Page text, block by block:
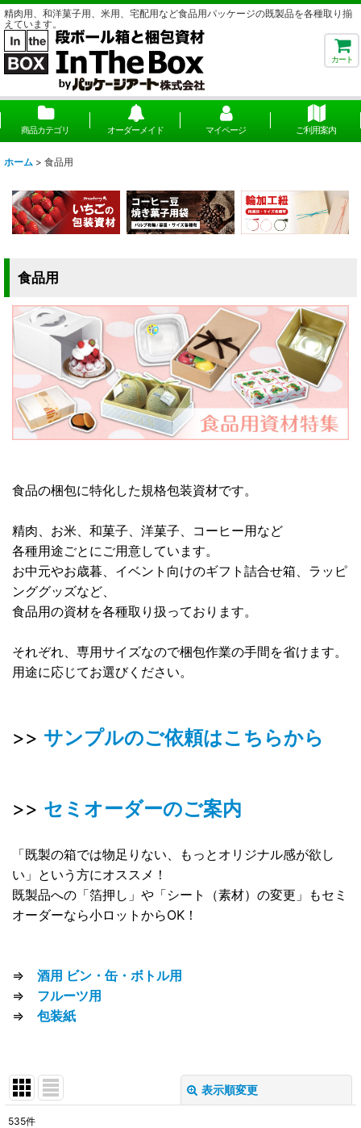
精肉用、和洋菓子用、米用、宅配用など食品用パッケージの既製品を各種取り揃
えています。
カート
商品カテゴリ オーダーメイド マイページ ご利用案内
ホーム > 食品用
食品用
食品の梱包に特化した規格包装資材です。
精肉、お米、和菓子、洋菓子、コーヒー用など
各種用途ごとにご用意しています。
お中元やお歳暮、イベント向けのギフト詰合せ箱、ラッピ
ンググッズなど、
食品用の資材を各種取り扱っております。
それぞれ、専用サイズなので梱包作業の手間を省けます。
用途に応じてお選びください。
>> サンプルのご依頼はこちらから
>> セミオーダーのご案内
「既製の箱では物足りない、もっとオリジナル感が欲し
い」という方にオススメ！
既製品への「箔押し」や「シート（素材）の変更」もセミ
オーダーなら小ロットからOK！
⇒ 酒用 ビン・缶・ボトル用
⇒ フルーツ用
⇒ 包装紙
表示順変更
535件